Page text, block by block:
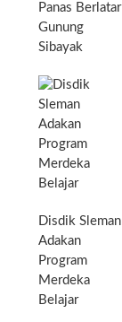
Panas Berlatar
Gunung
Sibayak
Disdik Sleman
Adakan
Program
Merdeka
Belajar